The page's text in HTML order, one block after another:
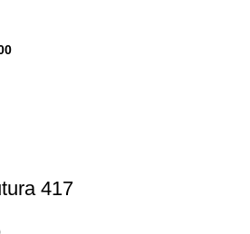
417